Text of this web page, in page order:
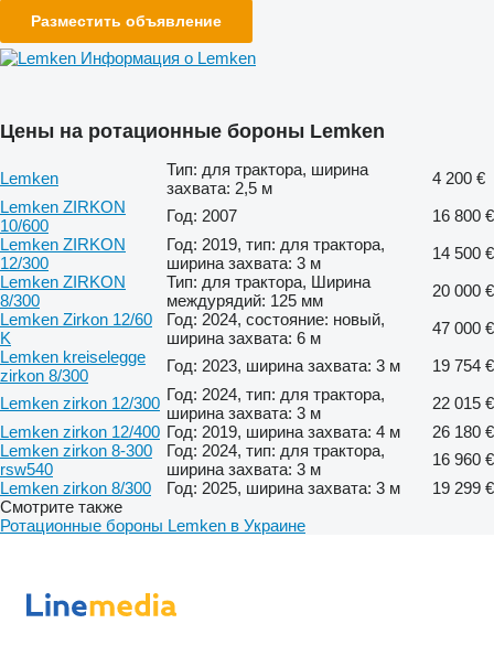
Разместить объявление
Информация о Lemken
Цены на ротационные бороны Lemken
Lemken
Тип: для трактора, ширина
захвата: 2,5 м
4 200 €
Lemken ZIRKON
10/600
Год: 2007
16 800 €
Lemken ZIRKON
12/300
Год: 2019, тип: для трактора,
ширина захвата: 3 м
14 500 €
Lemken ZIRKON
8/300
Тип: для трактора, Ширина
междурядий: 125 мм
20 000 €
Lemken Zirkon 12/60
K
Год: 2024, состояние: новый,
ширина захвата: 6 м
47 000 €
Lemken kreiselegge
zirkon 8/300
Год: 2023, ширина захвата: 3 м
19 754 €
Lemken zirkon 12/300 Год: 2024, тип: для трактора,
ширина захвата: 3 м
22 015 €
Lemken zirkon 12/400 Год: 2019, ширина захвата: 4 м
26 180 €
Lemken zirkon 8-300
rsw540
Год: 2024, тип: для трактора,
ширина захвата: 3 м
16 960 €
Lemken zirkon 8/300
Год: 2025, ширина захвата: 3 м
19 299 €
Смотрите также
Ротационные бороны Lemken в Украине